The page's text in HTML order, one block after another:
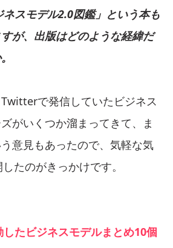
スモデル2.0図鑑」という本も
が、出版はどのような経緯だ
Twitterで発信していたビジネス
がいくつか溜まってきて、ま
意見もあったので、気軽な気
たのがきっかけです。
たビジネスモデルまとめ10個